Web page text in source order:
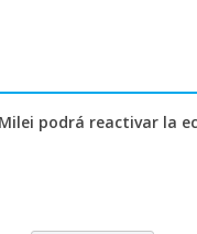
podrá reactivar la